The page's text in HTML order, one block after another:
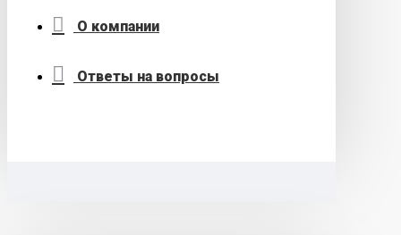
О компании
Ответы на вопросы